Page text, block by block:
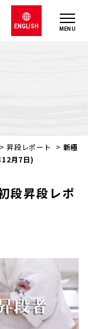
MENU
ENGLISH
>昇段レポート > 新極
12月7日)
段昇段レポ